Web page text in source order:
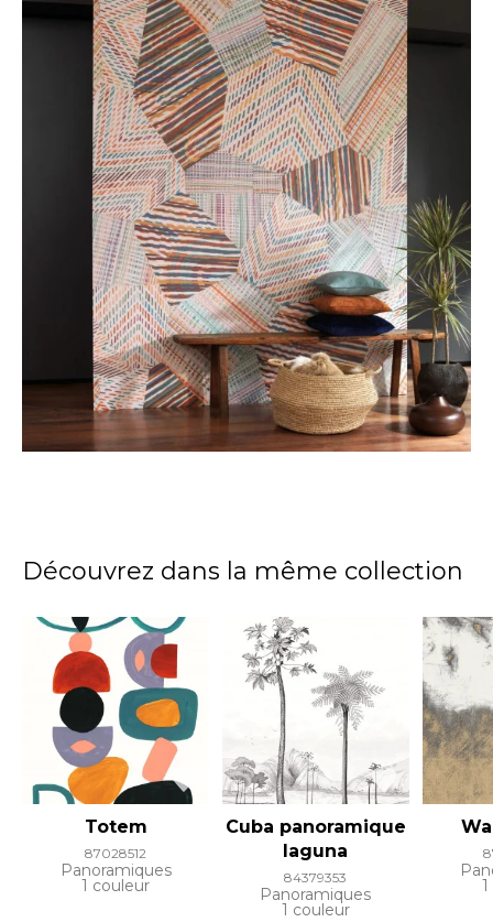
Découvrez dans la même collection
Totem
87028512
Panoramiques
1 couleur
Cuba panoramique
laguna
84379353
Panoramiques
1 couleur